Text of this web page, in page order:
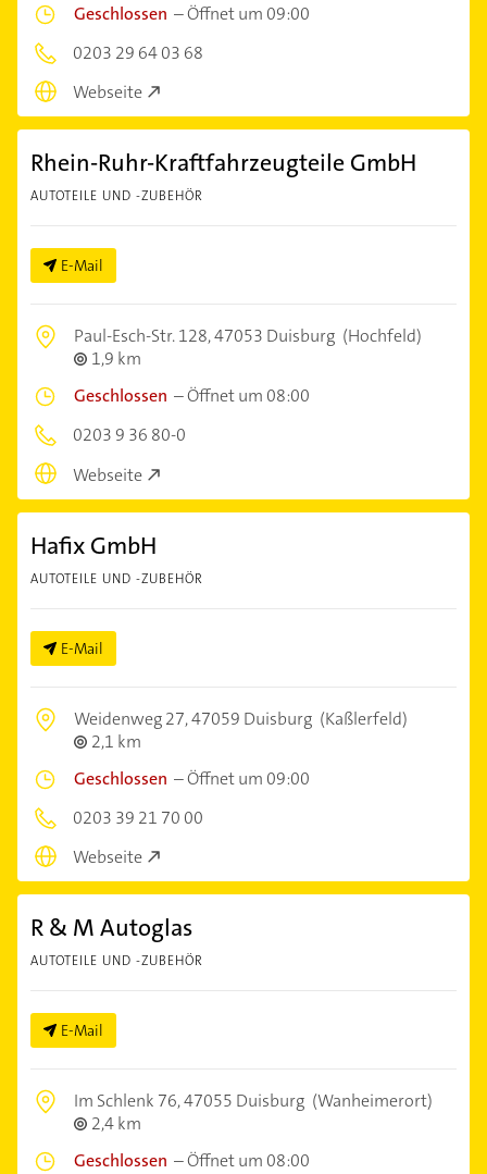
Geschlossen –Öffnet um 09:00
0203 29 64 03 68
Webseite
Rhein-Ruhr-Kraftfahrzeugteile GmbH
AUTOTEILE UND -ZUBEHÖR
E-Mail
Paul-Esch-Str. 128,47053 Duisburg (Hochfeld)
1,9 km
Geschlossen –Öffnet um 08:00
0203 9 36 80-0
Webseite
Hafix GmbH
AUTOTEILE UND -ZUBEHÖR
E-Mail
Weidenweg 27,47059 Duisburg (Kaßlerfeld)
2,1 km
Geschlossen –Öffnet um 09:00
0203 39 21 70 00
Webseite
R & M Autoglas
AUTOTEILE UND -ZUBEHÖR
E-Mail
Im Schlenk 76,47055 Duisburg (Wanheimerort)
2,4 km
Geschlossen –Öffnet um 08:00